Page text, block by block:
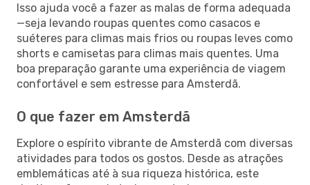
Isso ajuda você a fazer as malas de forma adequada
—seja levando roupas quentes como casacos e
suéteres para climas mais frios ou roupas leves como
shorts e camisetas para climas mais quentes. Uma
boa preparação garante uma experiência de viagem
confortável e sem estresse para Amsterdã.
O que fazer em Amsterdã
Explore o espírito vibrante de Amsterdã com diversas
atividades para todos os gostos. Desde as atrações
emblemáticas até à sua riqueza histórica, este